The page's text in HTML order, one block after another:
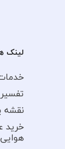
لینک
نقشه
خرید
هوایی